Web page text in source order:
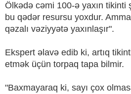
Ölkədə cəmi 100-ə yaxın tikinti
bu qədər resursu yoxdur.
qəzalı vəziyyətə yaxınlaşır".
Ekspert əlavə edib ki, artıq
etmək üçün torpaq tapa bilmir.
"Baxmayaraq ki, sayı çox